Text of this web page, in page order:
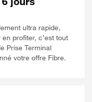
ultra rapide,
profiter, c’est tout
Prise Terminal
votre offre Fibre.